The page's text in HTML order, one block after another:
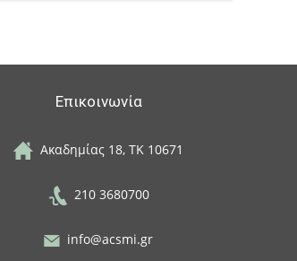
Επικοινωνία
Ακαδημίας 18, ΤΚ 10671
210 3680700
info@acsmi.gr